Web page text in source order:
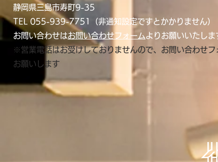
静岡県三島市寿町9-35
TEL 055-939-775 1（非通知設定ですとかかりません）
お問い合わせはお問い合わせフォームよりお願いいたしま
※営業電話はお受けしておりませんので、お問い合わせフ
お願いします